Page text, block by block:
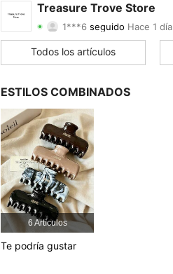
Treasure Trove Store
1***6 Hace 1 día
4.88 Calificación 104Artículos
4.88
4.88 104
4.88
4.88
4.88
4.88
Todos los artículos
ESTILOS COMBINADOS
6 Artículos
Te podría gustar